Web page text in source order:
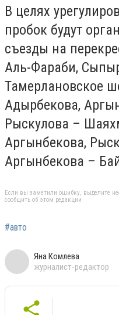
В целях
пробок будут
съезды на
Аль-Фараби,
Тамерлановское
Адырбекова,
Рыскулова –
Аргынбекова,
Аргынбекова –
Если вы заметили ошибку, выделите
сообщить об этом редакции
#авто
Яна Комлева
журналист-редактор